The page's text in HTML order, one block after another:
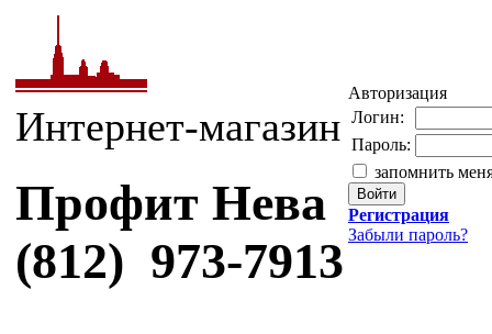
Интернет-магазин
Профит Нева
(812) 973-7913
Авторизация
Логин:
Пароль:
запомнить
Регистрация
Забыли пароль?